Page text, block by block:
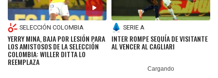
SELECCIÓN COLOMBIA
YERRY MINA, BAJA POR LESIÓN PARA
LOS AMISTOSOS DE LA SELECCIÓN
COLOMBIA: WILLER DITTA LO
REEMPLAZA
SERIE A
INTER ROMPE SEQUÍA DE VISITANTE
AL VENCER AL CAGLIARI